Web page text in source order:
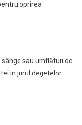
oprirea
sau umflături de
in jurul degetelor